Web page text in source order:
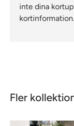
inte dina
kortinformation.
Fler